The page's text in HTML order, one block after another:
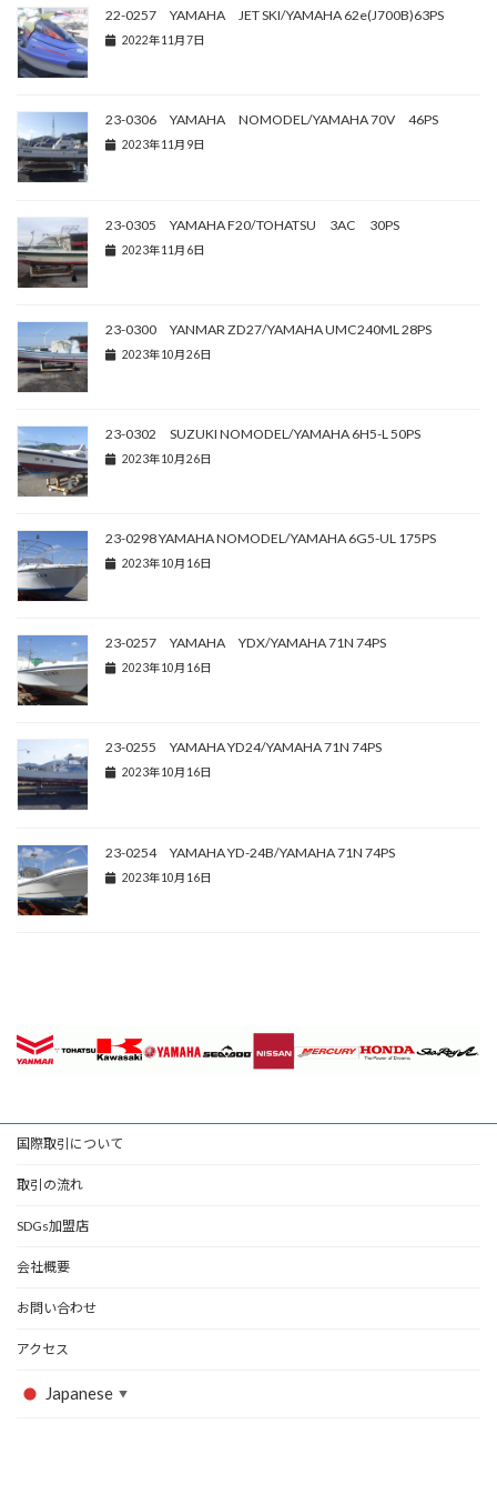
22-0257 YAMAHA JET SKI/YAMAHA 62e(J700B)63PS
2022年11月7日
23-0306 YAMAHA NOMODEL/YAMAHA 70V 46PS
2023年11月9日
23-0305 YAMAHA F20/TOHATSU 3AC 30PS
2023年11月6日
23-0300 YANMAR ZD27/YAMAHA UMC240ML 28PS
2023年10月26日
23-0302 SUZUKI NOMODEL/YAMAHA 6H5-L 50PS
2023年10月26日
23-0298 YAMAHA NOMODEL/YAMAHA 6G5-UL 175PS
2023年10月16日
23-0257 YAMAHA YDX/YAMAHA 71N 74PS
2023年10月16日
23-0255 YAMAHA YD24/YAMAHA 71N 74PS
2023年10月16日
23-0254 YAMAHA YD-24B/YAMAHA 71N 74PS
2023年10月16日
国際取引について
取引の流れ
SDGs加盟店
会社概要
お問い合わせ
アクセス
Japanese ▼